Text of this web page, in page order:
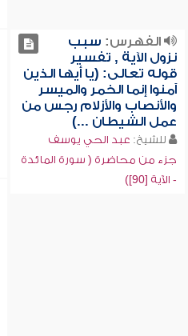
الفهرس: سبب
نزول الآية , تفسير
قوله تعالى: (يا أيها الذين
آمنوا إنما الخمر والميسر
والأنصاب والأزلام رجس من
عمل الشيطان ...)
للشيخ: عبد الحي يوسف
جزء من محاضرة ( سورة المائدة
- الآية [90])